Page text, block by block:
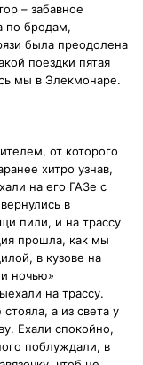
– забавное
по бродам,
была преодолена
поездки пятая
мы в Элекмонаре.
от которого
хитро узнав,
на его ГАЗе с
в
пили, и на трассу
прошла, как мы
в кузове на
ночью»
на трассу.
а из света у
Ехали спокойно,
поблуждали, в